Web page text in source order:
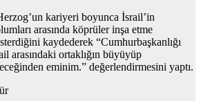
kariyeri boyunca İsrail’in
arasında köprüler inşa etme
kaydederek “Cumhurbaşkanlığı
arasındaki ortaklığın büyüyüp
eminim.” değerlendirmesini yaptı.